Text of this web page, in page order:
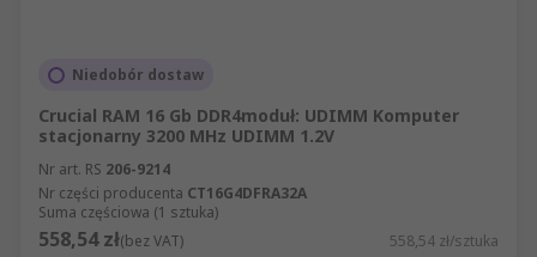
Niedobór dostaw
Crucial RAM 16 Gb DDR4moduł: UDIMM Komputer
stacjonarny 3200 MHz UDIMM 1.2V
Nr art. RS 206-9214
Nr części producenta CT16G4DFRA32A
Suma częściowa (1 sztuka)
558,54 zł(bez VAT) 558,54 zł/sztuka